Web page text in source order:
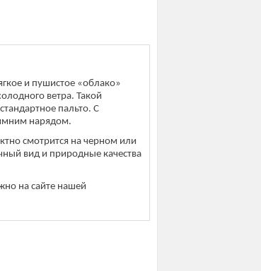
и пушистое «облако»
ветра. Такой
пальто. С
нарядом.
смотрится на черном или
вид и природные качества
на сайте нашей